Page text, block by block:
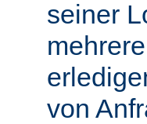
seiner
mehrere
von